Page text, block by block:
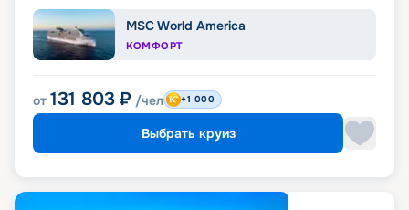
MSC World America
КОМФОРТ
от 131 803 ₽ /чел +1 000
Выбрать круиз